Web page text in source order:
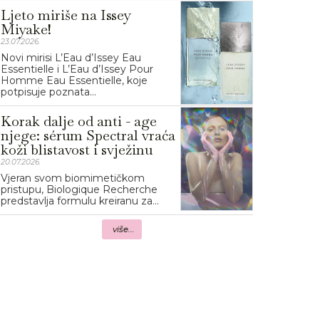
Ljeto miriše na Issey
Miyake!
23.07.2026.
Novi mirisi L’Eau d’Issey Eau
Essentielle i L’Eau d’Issey Pour
Homme Eau Essentielle, koje
potpisuje poznata...
Korak dalje od anti - age
njege: sérum Spectral vraća
koži blistavost i svježinu
20.07.2026.
Vjeran svom biomimetičkom
pristupu, Biologique Recherche
predstavlja formulu kreiranu za...
više...